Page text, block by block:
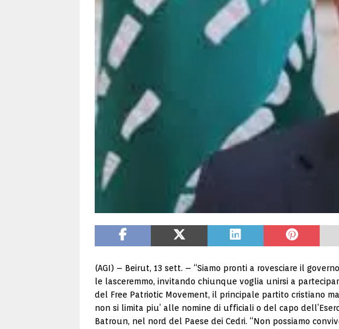
(AGI) – Beirut, 13 sett. – “Siamo pronti a rovesciare il
le lasceremmo, invitando chiunque voglia unirsi a
del Free Patriotic Movement, il principale partito cristiano
non si limita piu’ alle nomine di ufficiali o del capo
Batroun, nel nord del Paese dei Cedri. “Non possiamo